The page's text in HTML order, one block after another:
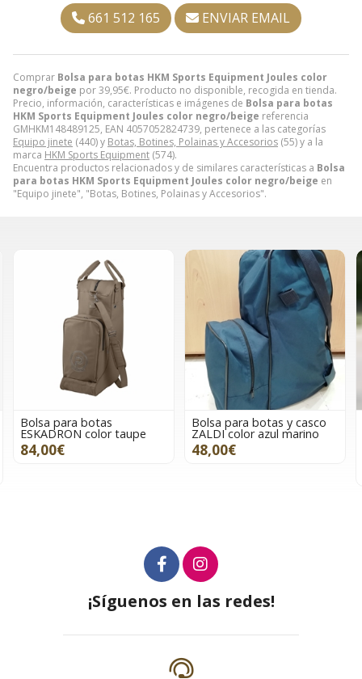
Comprar Bolsa para botas HKM Sports Equipment Joules color
negro/beige por39,95€. Producto no disponible, recogida en tienda.
Precio, información, características e imágenes de Bolsa para botas
HKM Sports Equipment Joules color negro/beige referencia
GMHKM148489125, EAN 4057052824739, pertenece a las categorías
Equipo jinete (440) y Botas, Botines, Polainas y Accesorios (55) y a la
marca HKM Sports Equipment (574).
Encuentra productos relacionados y de similares características a Bolsa
para botas HKM Sports Equipment Joules color negro/beige en
"Equipo jinete", "Botas, Botines, Polainas y Accesorios".
661 512 165 ENVIAR EMAIL
Bolsa para botas y casco
ZALDI color azul marino
48,00€
Botas cuero/sintéticas
unisex HKM Sports
Equipment Sevilla color
negro TALLA 46
¡Síguenos en las redes!